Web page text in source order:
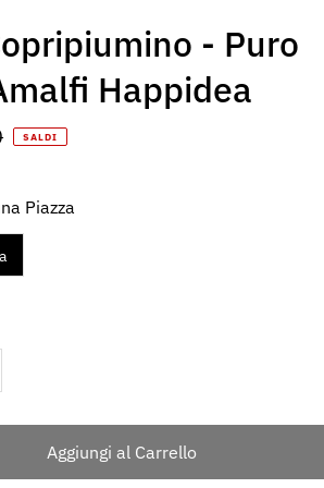
- Puro
Happidea
SALDI
Piazza